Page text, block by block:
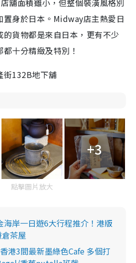
舖面積雖小，但整個裝潢風格別
置身於日本。Midway店主熱愛日
的貨物都是來自日本，更有不少
十分精緻及特別！
街132B地下舖
+3
點擊圖片放大
海岸一日遊6大行程推介！港版
茶屋
港3間最新墨綠色Cafe 多個打